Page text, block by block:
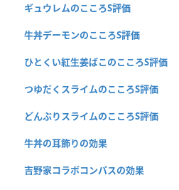
ギュウレムのこころS評価
牛丼デーモンのこころS評価
ひとくい紅生姜ばこのこころS評価
つゆだくスライムのこころS評価
どんぶりスライムのこころS評価
牛丼の耳飾りの効果
吉野家コラボコンパスの効果